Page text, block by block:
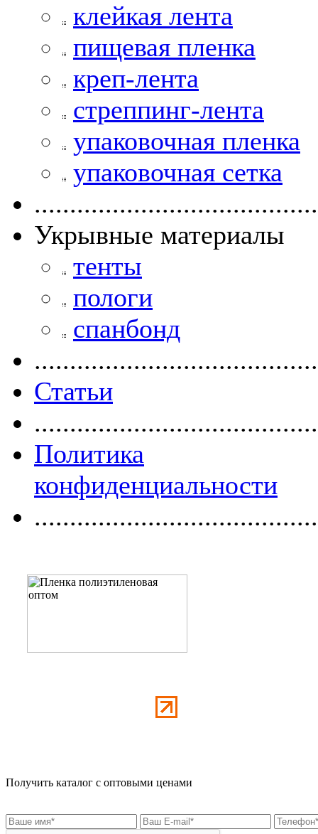
клейкая лента
пищевая пленка
креп-лента
стреппинг-лента
упаковочная пленка
упаковочная сетка
Укрывные материалы
тенты
пологи
спанбонд
Статьи
Политика
конфиденциальности
Получить каталог с оптовыми ценами